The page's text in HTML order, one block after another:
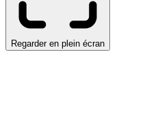
Regarder en plein écran